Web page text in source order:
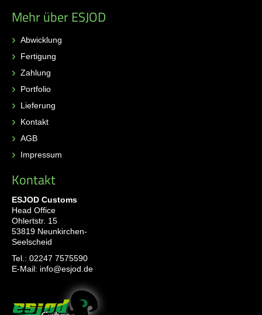
Mehr über ESJOD
Abwicklung
Fertigung
Zahlung
Portfolio
Lieferung
Kontakt
AGB
Impressum
Kontakt
ESJOD Customs
Head Office
Ohlertstr. 15
53819 Neunkirchen-
Seelscheid
Tel.: 02247 7575590
E-Mail: info@esjod.de